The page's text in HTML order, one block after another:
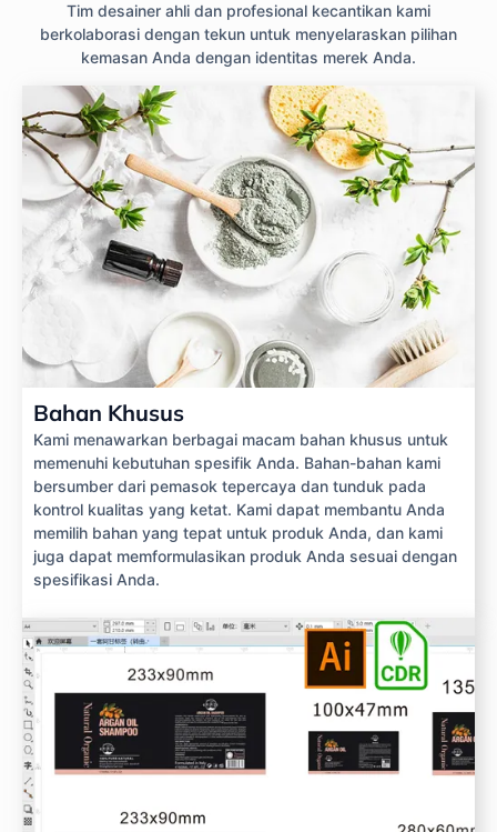
Tim desainer ahli dan profesional kecantikan kami
berkolaborasi dengan tekun untuk menyelaraskan pilihan
kemasan Anda dengan identitas merek Anda.
Bahan Khusus
Kami menawarkan berbagai macam bahan khusus untuk
memenuhi kebutuhan spesifik Anda. Bahan-bahan kami
bersumber dari pemasok tepercaya dan tunduk pada
kontrol kualitas yang ketat. Kami dapat membantu Anda
memilih bahan yang tepat untuk produk Anda, dan kami
juga dapat memformulasikan produk Anda sesuai dengan
spesifikasi Anda.